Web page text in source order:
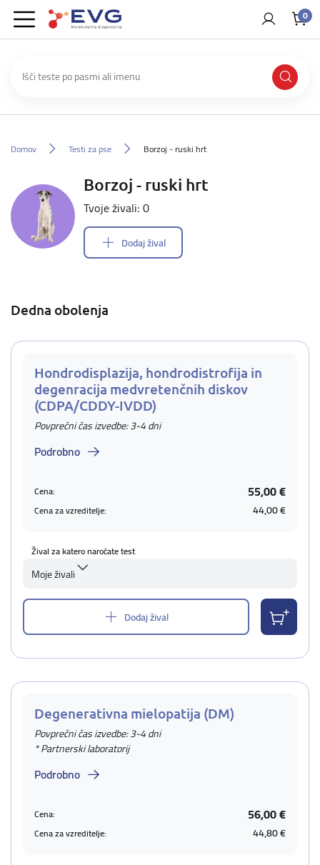
0
Domov Testi za pse Borzoj - ruski hrt
Borzoj - ruski hrt
Tvoje živali: 0
Dodaj žival
Dedna obolenja
Hondrodisplazija, hondrodistrofija in
degenracija medvretenčnih diskov
(CDPA/CDDY-IVDD)
Povprečni čas izvedbe: 3-4 dni
Podrobno
Cena: 55,00 €
Cena za vzreditelje: 44,00 €
Žival za katero naročate test
Moje živali
Dodaj žival
Degenerativna mielopatija (DM)
Povprečni čas izvedbe: 3-4 dni
* Partnerski laboratorij
Podrobno
Cena: 56,00 €
Cena za vzreditelje: 44,80 €